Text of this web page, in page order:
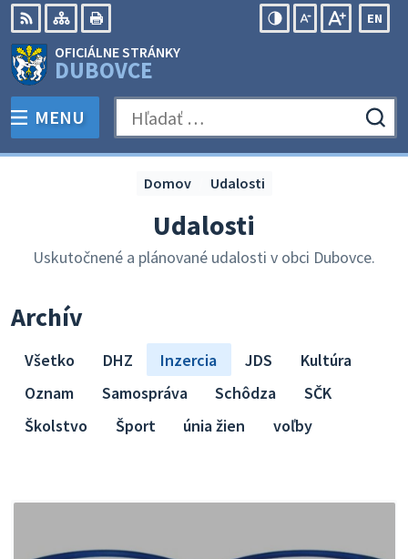
Preskočiť
na
obsah
RSS Mapa
EN
OFICIÁLNE STRÁNKY
DUBOVCE
PREPNÚŤ
MENU Hľadať:
Udalosti
Uskutočnené a plánované udalosti v obci Dubovce.
Domov Udalosti
Archív
Všetko DHZ Inzercia JDS
Kultúra
Oznam
Samospráva Schôdza
SČK
Školstvo
Šport únia žien voľby